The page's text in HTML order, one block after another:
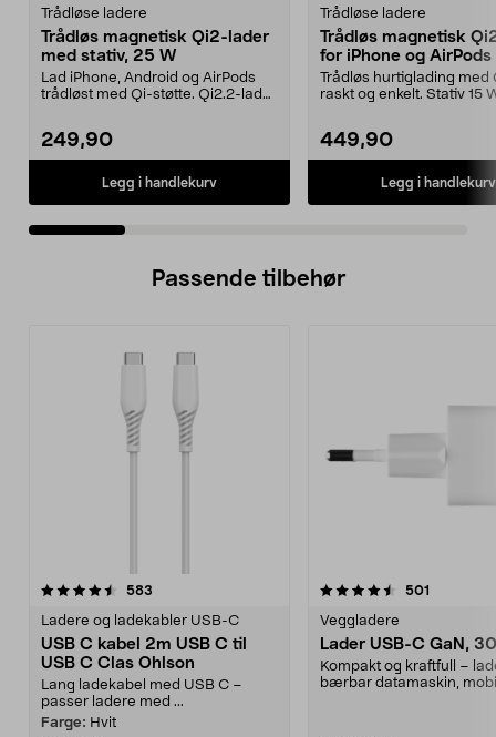
Trådløse ladere
Trådløs magnetisk Qi2-lader
med stativ, 25 W
Lad iPhone, Android og AirPods
trådløst med Qi-støtte. Qi2.2-lader
249,90
Legg i handlekurv
Trådløse ladere
Trådløs magnetisk
for iPhone og AirPods
Trådløs hurtiglading med
raskt og enkelt. Stativ 15
449,90
Legg i handlekurv
Passende tilbehør
583
Ladere og ladekabler USB-C
USB C kabel 2m USB C til
USB C Clas Ohlson
Lang ladekabel med USB C –
passer ladere med ...
Farge: Hvit
4.5av 5 stjerner 501
Veggladere
Lader USB-C GaN,
Kompakt og kraftfull –
bærbar datamaskin,